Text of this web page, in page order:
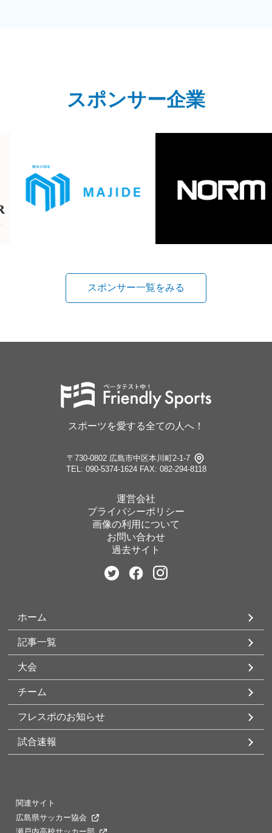
スポンサー企業
スポンサー一覧をみる
スポーツを愛する全ての人へ！
〒730-0802 広島市中区本川町2-1-7
TEL: 090-5374-1624 FAX: 082-294-8118
運営会社
プライバシーポリシー
画像の利用について
お問い合わせ
過去サイト
ホーム
記事一覧
大会
チーム
フレスポのお知らせ
試合速報
関連サイト
広島県サッカー協会